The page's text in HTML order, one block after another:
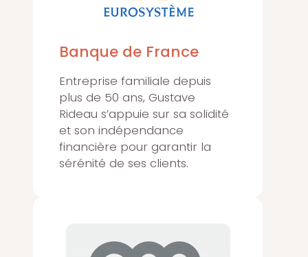
Banque de France
Entreprise familiale depuis
plus de 50 ans, Gustave
Rideau s’appuie sur sa solidité
et son indépendance
financière pour garantir la
sérénité de ses clients.